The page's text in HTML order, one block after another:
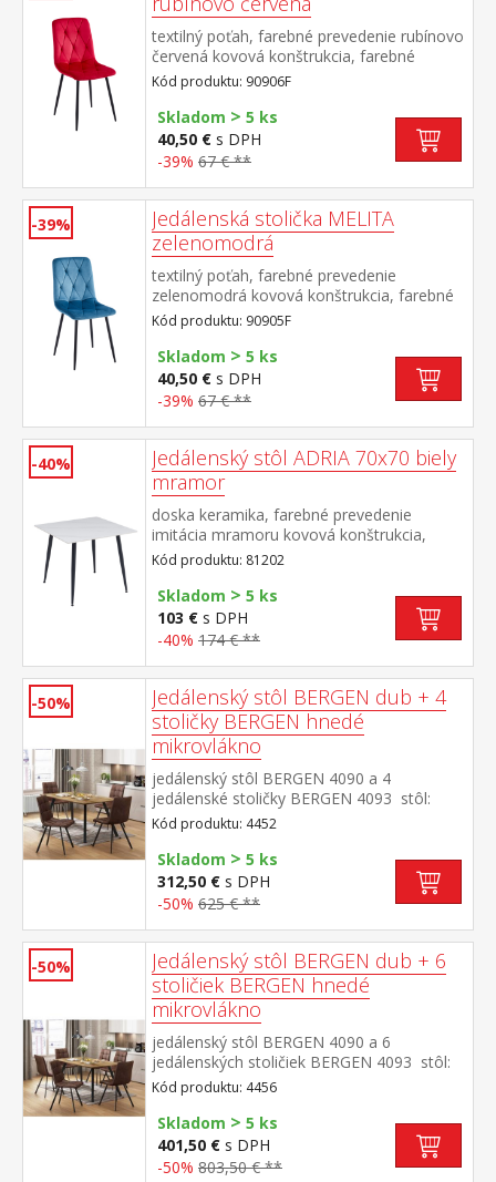
textilný poťah, farebné prevedenie rubínovo
červená kovová konštrukcia, farebné
prevedenie čierna výška sedu 50 cm
odporúčaná nosnosť do 120 kg
Kód produktu: 90906F
Skladom > 5 ks
40,50 € s DPH
-39% 67 € **
-39%
Jedálenská stolička MELITA
zelenomodrá
textilný poťah, farebné prevedenie
zelenomodrá kovová konštrukcia, farebné
prevedenie čierna výška sedu 50 cm
odporúčaná nosnosť do 120 kg
Kód produktu: 90905F
Skladom > 5 ks
40,50 € s DPH
-39% 67 € **
-40%
Jedálenský stôl ADRIA 70x70 biely
mramor
doska keramika, farebné prevedenie
imitácia mramoru kovová konštrukcia,
farebné prevedenie čierna
Kód produktu: 81202
Skladom > 5 ks
103 € s DPH
-40% 174 € **
-50%
Jedálenský stôl BERGEN dub + 4
stoličky BERGEN hnedé
mikrovlákno
jedálenský stôl BERGEN 4090 a 4
jedálenské stoličky BERGEN 4093 stôl:
doska MDF, farebné prevedenie dub
Wotan kovová konštrukcia, farebné
prevedenie čierna stolička: poťah brúsená
koža – imitácia mikrovlákno, farebné
prevedenie hnedá kovová konštrukcia,
stoličky 51 cm rozmer stola (š/h/v) 140 × 80
× 75 cm rozmer stoličky (š/h/v) 45 × 53 × 88
cm
Kód produktu: 4452
Skladom > 5 ks
312,50 € s DPH
-50% 625 € **
-50%
Jedálenský stôl BERGEN dub + 6
stoličiek BERGEN hnedé
mikrovlákno
jedálenský stôl BERGEN 4090 a 6
jedálenských stoličiek BERGEN 4093 stôl:
doska MDF, farebné prevedenie dub
Wotan kovová konštrukcia, farebné
prevedenie čierna stolička: poťah brúsená
koža – imitácia mikrovlákno, farebné
prevedenie hnedá kovová konštrukcia,
Kód produktu: 4456
Skladom > 5 ks
401,50 € s DPH
-50% 803,50 € **